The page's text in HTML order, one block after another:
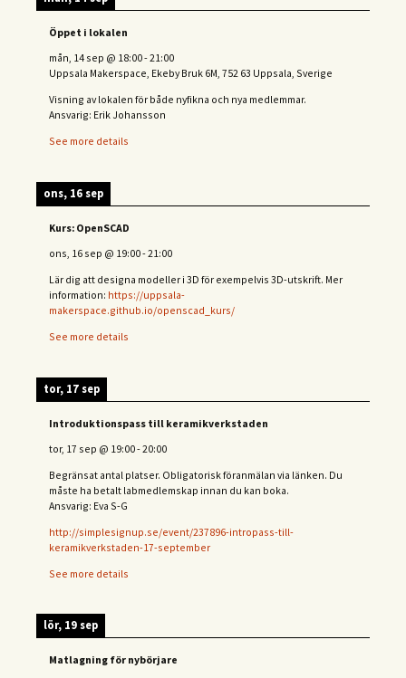
Öppet i lokalen
mån, 14 sep @ 18:00-21:00
Uppsala Makerspace, Ekeby Bruk 6M, 752 63 Uppsala, Sverige
Visning av lokalen för både nyfikna och nya medlemmar.
Ansvarig: Erik Johansson
See more details
ons, 16 sep
Kurs: OpenSCAD
ons, 16 sep @ 19:00-21:00
Lär dig att designa modeller i 3D för exempelvis 3D-utskrift. Mer
information: https://uppsala-
makerspace.github.io/openscad_kurs/
See more details
tor, 17 sep
Introduktionspass till keramikverkstaden
tor, 17 sep @ 19:00-20:00
Begränsat antal platser. Obligatorisk föranmälan via länken. Du
måste ha betalt labmedlemskap innan du kan boka.
Ansvarig: Eva S-G
http://simplesignup.se/event/237896-intropass-till-
keramikverkstaden-17-september
See more details
lör, 19 sep
Matlagning för nybörjare